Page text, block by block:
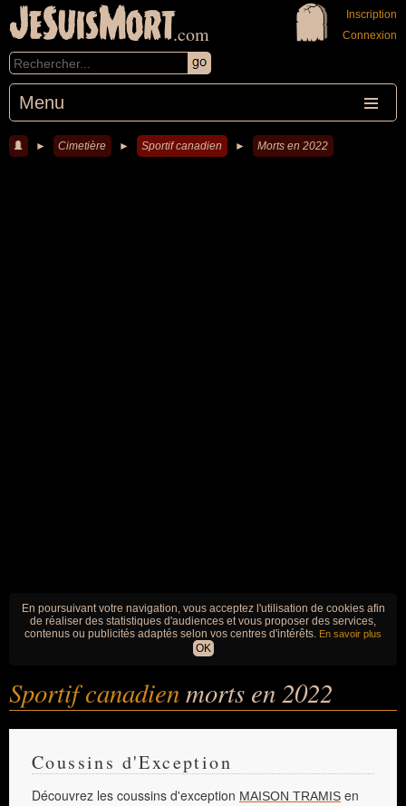
JeSuisMort.com
Menu
Inscription
Connexion
► Cimetière ► Sportif canadien ► Morts en 2022
En poursuivant votre navigation, vous acceptez l'utilisation de cookies afin
de réaliser des statistiques d'audiences et vous proposer des services,
contenus ou publicités adaptés selon vos centres d'intérêts. En savoir plus
OK
Sportif canadienmorts en 2022
Coussins d'Exception
Découvrez les coussins d'exception MAISON TRAMIS en